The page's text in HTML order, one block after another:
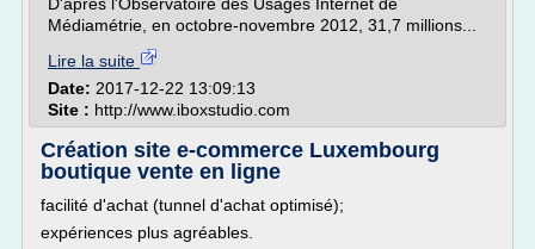
Médiamétrie, en octobre-novembre 2012, 31,7 millions...
Lire la suite
Date: 2017-12-22 13:09:13
Site : http://www.iboxstudio.com
Création site e-commerce Luxembourg
boutique vente en ligne
facilité d'achat (tunnel d'achat optimisé);
expériences plus agréables.